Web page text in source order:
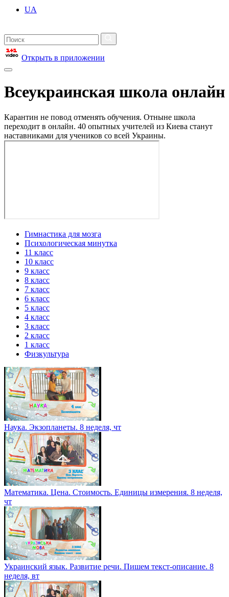
UA
Открыть в приложении
Всеукраинская школа онлайн
Карантин не повод отменять обучения. Отныне школа
переходит в онлайн. 40 опытных учителей из Киева станут
наставниками для учеников со всей Украины.
Гимнастика для мозга
Психологическая минутка
11 класс
10 класс
9 класс
8 класс
7 класс
6 класс
5 класс
4 класс
3 класс
2 класс
1 класс
Физкультура
Наука. Экзопланеты. 8 неделя, чт
Математика. Цена. Стоимость. Единицы измерения. 8 неделя,
чт
​​​​​​​Украинский язык. Развитие речи. Пишем текст-описание. 8
неделя, вт